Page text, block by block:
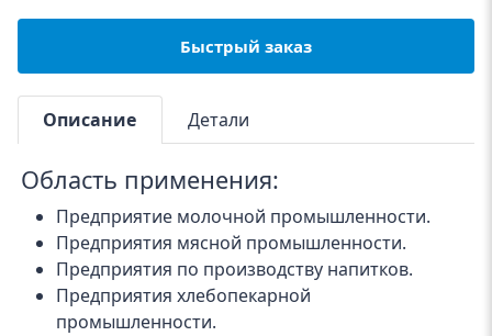
Быстрый заказ
Описание Детали
Область применения:
Предприятие молочной промышленности.
Предприятия мясной промышленности.
Предприятия по производству напитков.
Предприятия хлебопекарной
промышленности.